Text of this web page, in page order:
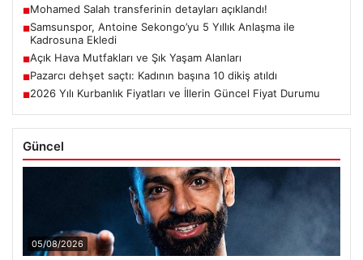
■Mohamed Salah transferinin detayları açıklandı!
■Samsunspor, Antoine Sekongo’yu 5 Yıllık Anlaşma ile
Kadrosuna Ekledi
■Açık Hava Mutfakları ve Şık Yaşam Alanları
■Pazarcı dehşet saçtı: Kadının başına 10 dikiş atıldı
■2026 Yılı Kurbanlık Fiyatları ve İllerin Güncel Fiyat Durumu
Güncel
05/08/2026